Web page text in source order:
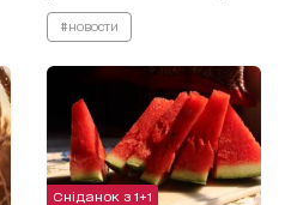
#новости
Сніданок з 1+1